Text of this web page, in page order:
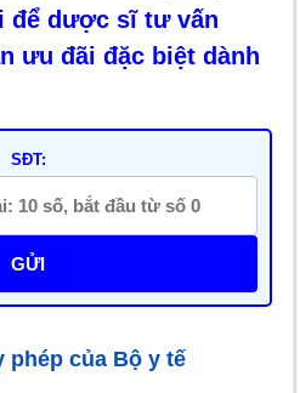
để dược sĩ tư vấn
ưu đãi đặc biệt dành
SĐT:
GỬI
phép của Bộ y tế